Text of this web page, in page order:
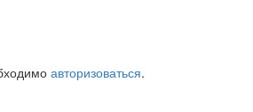
авторизоваться.